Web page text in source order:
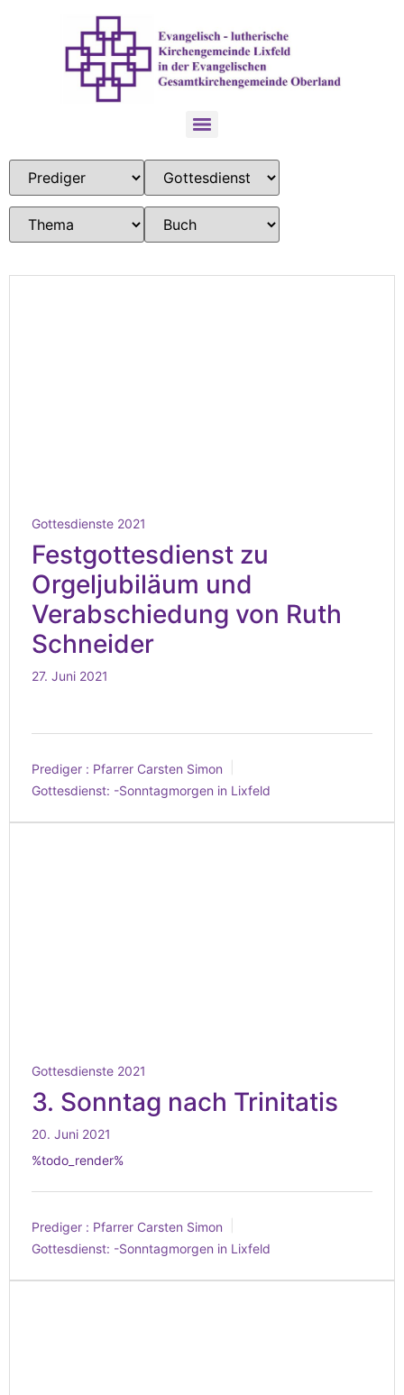
Gottesdienste 2021
Festgottesdienst zu
Orgeljubiläum und
Verabschiedung von Ruth
Schneider
27. Juni 2021
Prediger : Pfarrer Carsten Simon
Gottesdienst: -Sonntagmorgen in Lixfeld
Gottesdienste 2021
3. Sonntag nach Trinitatis
20. Juni 2021
%todo_render%
Prediger : Pfarrer Carsten Simon
Gottesdienst: -Sonntagmorgen in Lixfeld